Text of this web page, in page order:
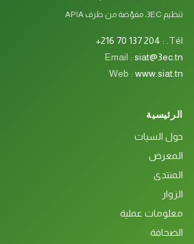
تنظيم 3EC، مفوّضة من طرف APIA
Tél. :
+216 70 137 204
Email : siat@3ec.tn
Web : www.siat.tn
الرئيسية
حول السيات
المعرض
المنتدى
الزوار
معلومات عملية
الصحافة